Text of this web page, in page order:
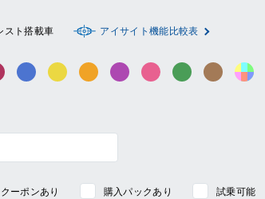
スト搭載車 アイサイト機能比較表
ワイン系 ブルー系 イエロー系オレンジ系パープル系ピンク系 グリーン系ブラウン
クーポンあり 購入パックあり
試乗可能